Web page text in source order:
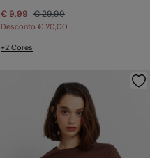
€ 9,99 € 29,99
Desconto € 20,00
+2 Cores